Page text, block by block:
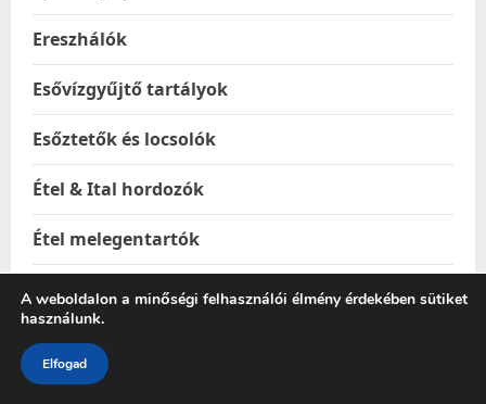
Ereszhálók
Esővízgyűjtő tartályok
Esőztetők és locsolók
Étel & Ital hordozók
Étel melegentartók
Étel-és italtárolók
Ételhordók
Ételtakaró búrák
A weboldalon a minőségi felhasználói élmény érdekében sütiket
használunk.
Elfogad